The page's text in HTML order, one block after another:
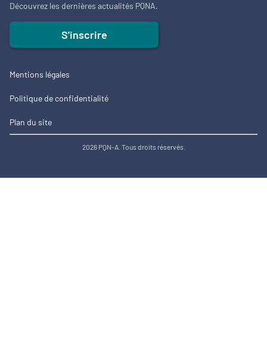
Découvrez les dernières actualités PQNA.
S'inscrire
Mentions légales
Politique de confidentialité
Plan du site
2026 PQN-A. Tous droits réservés.